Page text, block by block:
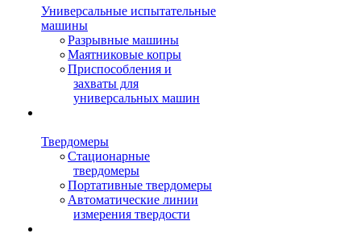
Универсальные испытательные
машины
Разрывные машины
Маятниковые копры
Приспособления и
захваты для
универсальных машин
Твердомеры
Стационарные
твердомеры
Портативные твердомеры
Автоматические линии
измерения твердости